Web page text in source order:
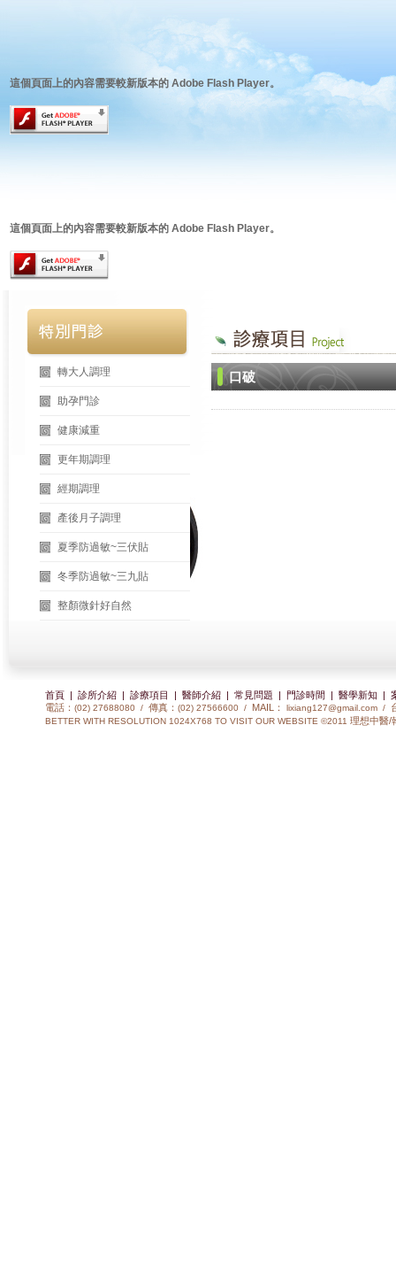
這個頁面上的內容需要較新版本的 Adobe Flash Player。
這個頁面上的內容需要較新版本的 Adobe Flash Player。
轉大人調理
助孕門診
健康減重
更年期調理
經期調理
產後月子調理
夏季防過敏~三伏貼
冬季防過敏~三九貼
整顏微針好自然
口破
首頁| 診所介紹| 診療項目 | 醫師介紹| 常見問題 | 門診時間 | 醫學新知 |
電話： (02) 27688080 / 傳真： (02) 27566600 / MAIL： lixiang127@gmail.com /
BETTER WITH RESOLUTION 1024X768 TO VISIT OUR WEBSITE ©2011 理想中醫/